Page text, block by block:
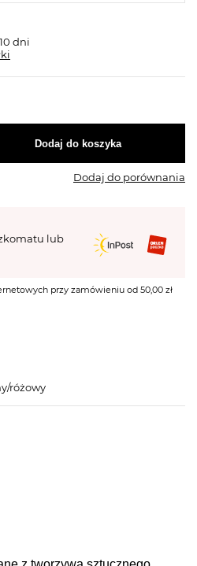
dni
Dodaj do koszyka
Dodaj do porównania
lub
przy zamówieniu od 50,00 zł
różowy